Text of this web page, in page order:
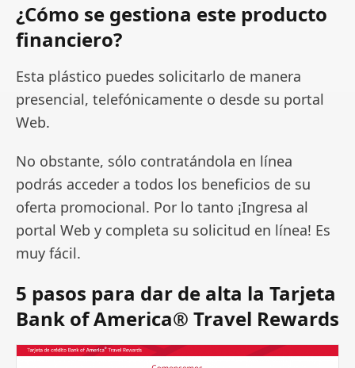
¿Cómo se gestiona este producto
financiero?
Esta plástico puedes solicitarlo de manera
presencial, telefónicamente o desde su portal
Web.
No obstante, sólo contratándola en línea
podrás acceder a todos los beneficios de su
oferta promocional. Por lo tanto ¡Ingresa al
portal Web y completa su solicitud en línea! Es
muy fácil.
5 pasos para dar de alta la Tarjeta
Bank of America® Travel Rewards